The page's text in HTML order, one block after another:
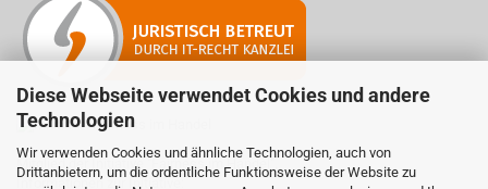
Diese Webseite verwendet Cookies und andere
Technologien
Wir verwenden Cookies und ähnliche Technologien, auch von
Drittanbietern, um die ordentliche Funktionsweise der Website zu
Mitglied der Initiative "Fairness im Handel".
Informationen zur Initiative: